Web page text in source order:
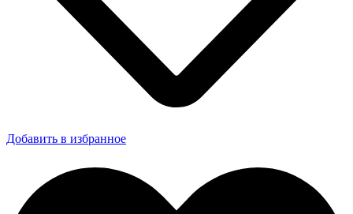
Добавить в избранное